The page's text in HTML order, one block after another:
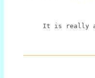
It is really a